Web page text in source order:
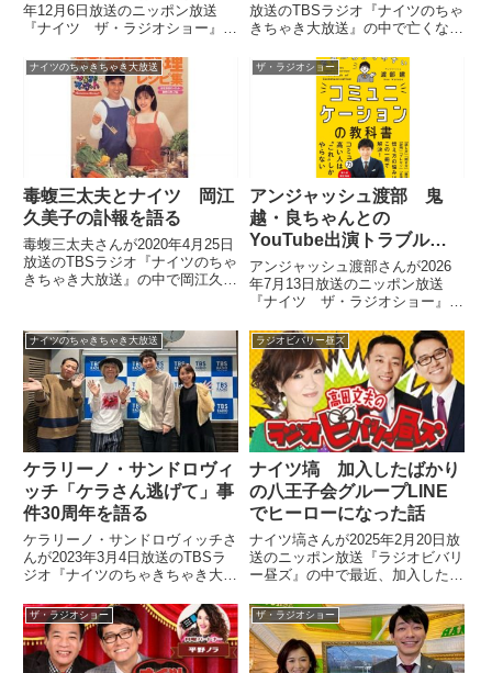
年12月6日放送のニッポン放送
『ナイツ ザ・ラジオショー』に
YouTubeやネタなどで扱う時事ネ
タの選び方について話していまし
放送のTBSラジオ『ナイツのちゃ
きちゃき大放送』の中で亡くなっ
た。
ナイツのちゃきちゃき大放送
毒蝮三太夫とナイツ 岡江
久美子の訃報を語る
毒蝮三太夫さんが2020年4月25日
放送のTBSラジオ『ナイツのちゃ
きちゃき大放送』の中で岡江久美
ました。（土屋伸之）今月から毎
月最終週のこの時間はTBSラジオ
の名物コーナー、毒蝮...
ザ・ラジオショー
アンジャッシュ渡部 鬼
越・良ちゃんとの
YouTube出演トラブルの
経緯を説明する
アンジャッシュ渡部さんが2026
年7月13日放送のニッポン放送
『ナイツ ザ・ラジオショー』に
トマホークのYouTubeチャンネル
への出演をする話が間に入った関
係者のミスでこじれ、SNSで鬼
越・良ちゃんがそれを告発し、事
務所である人力舎が反論をするに
至った経緯を話していました。
ナイツのちゃきちゃき大放送
ケラリーノ・サンドロヴィ
ッチ「ケラさん逃げて」事
件30周年を語る
ケラリーノ・サンドロヴィッチさ
んが2023年3月4日放送のTBSラ
ジオ『ナイツのちゃきちゃき大放
げて」事件30周年について話し
ていました。
ラジオビバリー昼ズ
ナイツ塙 加入したばかり
の八王子会グループLINE
でヒーローになった話
ナイツ塙さんが2025年2月20日放
送のニッポン放送『ラジオビバリ
ー昼ズ』の中で最近、加入した八
LINEで情報をやり取りする中
で、なぜか塙さんがヒーローにな
ってしまった瞬間を話していまし
た。
ザ・ラジオショー ザ・ラジオショー